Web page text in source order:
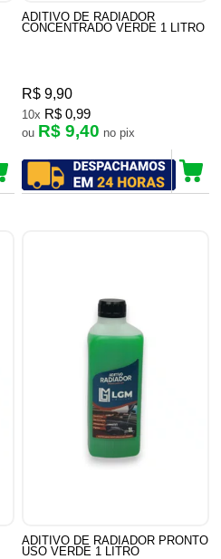
ADITIVO DE RADIADOR
CONCENTRADO VERDE 1 LITRO
R$ 9,90
10x R$ 0,99
ou R$ 9,40 no pix
ADITIVO DE RADIADOR PRONTO
USO VERDE 1 LITRO